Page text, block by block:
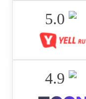
5.0 ‌
4.9 ‌